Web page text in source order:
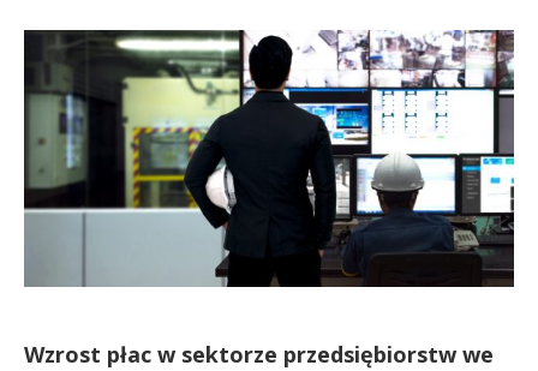
Wzrost płac w sektorze przedsiębiorstw we